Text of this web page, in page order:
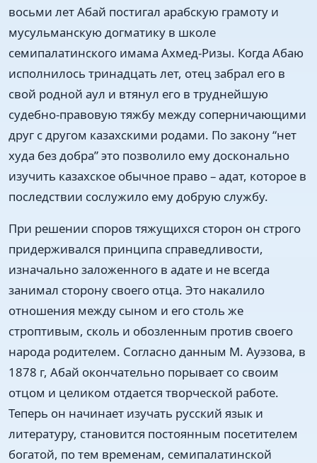
восьми лет Абай постигал арабскую грамоту и
мусульманскую догматику в школе
семипалатинского имама Ахмед-Ризы. Когда Абаю
исполнилось тринадцать лет, отец забрал его в
свой родной аул и втянул его в труднейшую
судебно-правовую тяжбу между соперничающими
друг с другом казахскими родами. По закону “нет
худа без добра” это позволило ему досконально
изучить казахское обычное право – адат, которое в
последствии сослужило ему добрую службу.
При решении споров тяжущихся сторон он строго
придерживался принципа справедливости,
изначально заложенного в адате и не всегда
занимал сторону своего отца. Это накалило
отношения между сыном и его столь же
строптивым, сколь и обозленным против своего
народа родителем. Согласно данным М. Ауэзова, в
1878 г, Абай окончательно порывает со своим
отцом и целиком отдается творческой работе.
Теперь он начинает изучать русский язык и
литературу, становится постоянным посетителем
богатой, по тем временам, семипалатинской